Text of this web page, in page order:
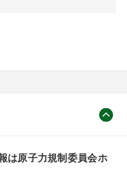
は原子力規制委員会ホ